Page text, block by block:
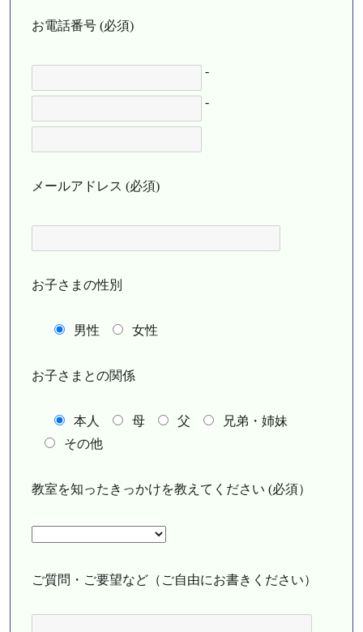
お電話番号 (必須)
-
-
メールアドレス (必須)
お子さまの性別
男性 女性
お子さまとの関係
本人 母 父
兄弟・姉妹
その他
教室を知ったきっかけを教えてください (必須）
ご質問・ご要望など（ご自由にお書きください）